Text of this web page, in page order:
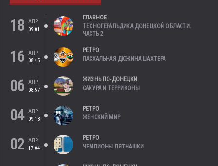
18
АПР
09:01
ГЛАВНОЕ
ТЕХНОГЕРАЛЬДИКА ДОНЕЦКОЙ ОБЛАСТИ.
ЧАСТЬ 2
16
АПР
08:45
РЕТРО
ПАСХАЛЬНАЯ ДЮЖИНА ШАХТЕРА
06
АПР
08:57
ЖИЗНЬ ПО-ДОНЕЦКИ
САКУРА И ТЕРРИКОНЫ
04 АПР
09:18
РЕТРО
ЖЕНСКИЙ МИР
02
АПР
17:04
РЕТРО
ЧЕМПИОНЫ ПЯТНАШКИ